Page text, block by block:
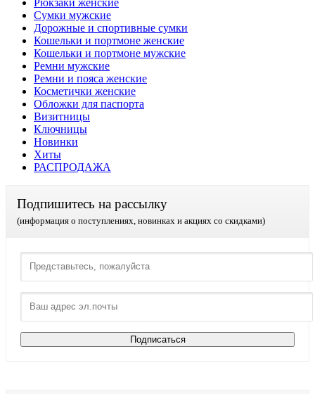
Сумки мужские
Дорожные и спортивные сумки
Кошельки и портмоне женские
Кошельки и портмоне мужские
Ремни мужские
Ремни и пояса женские
Косметички женские
Обложки для паспорта
Визитницы
Ключницы
Новинки
Хиты
РАСПРОДАЖА
Подпишитесь на рассылку
(информация о поступлениях, новинках и акциях со скидками)